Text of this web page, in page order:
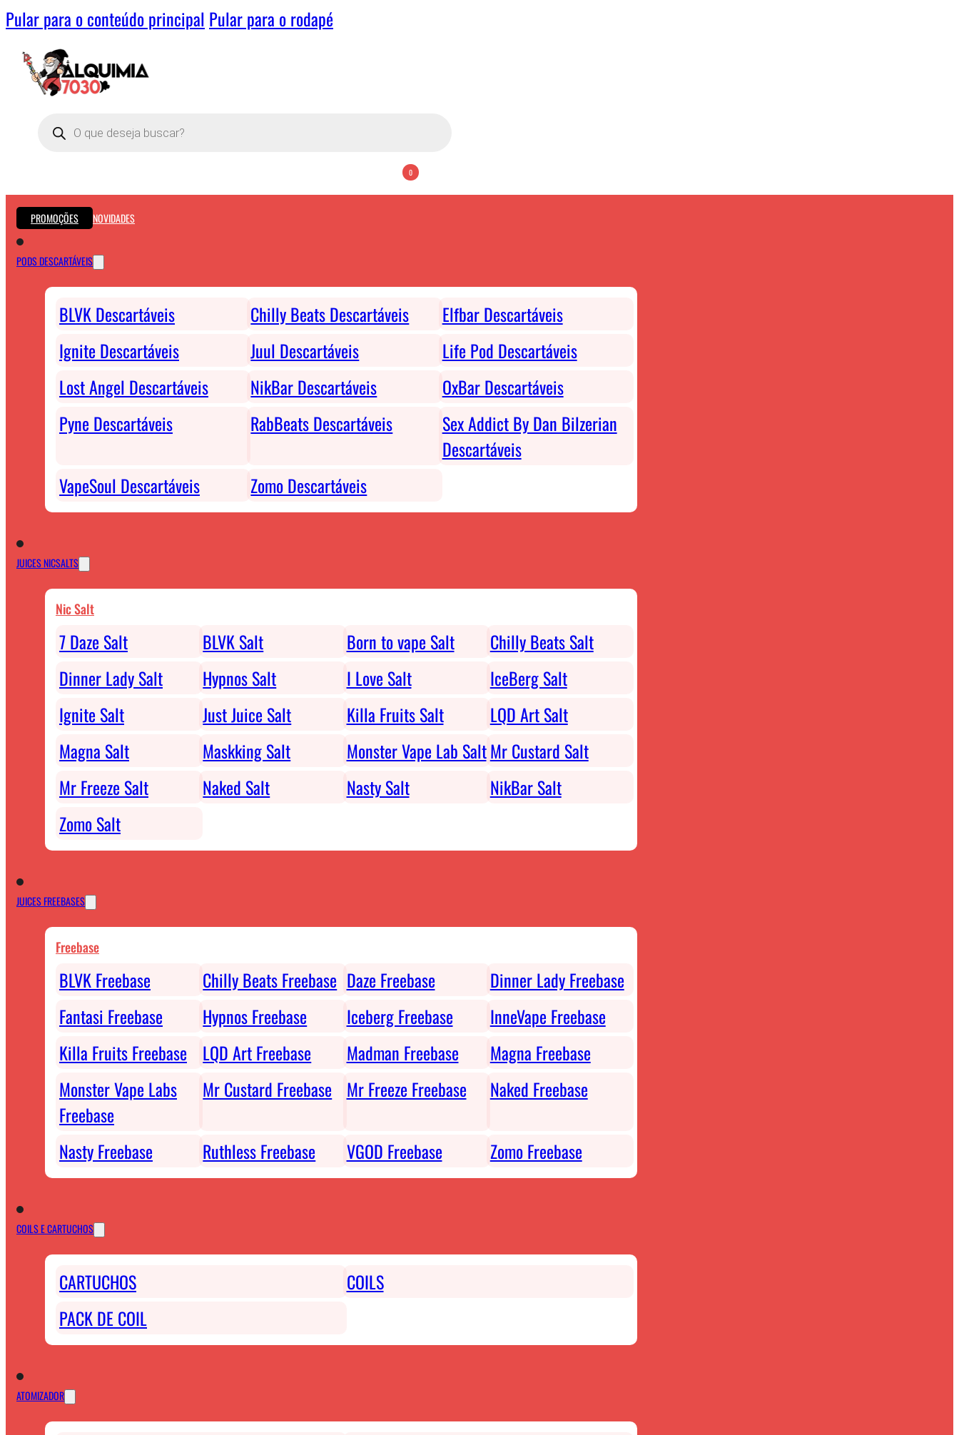
Pular para o conteúdo principal Pular para o rodapé
Pesquisar
produtos
0
PROMOÇÕES NOVIDADES
PODS DESCARTÁVEIS
BLVK Descartáveis Chilly Beats Descartáveis
Elfbar Descartáveis
Ignite Descartáveis
Juul Descartáveis
Life Pod Descartáveis
Lost Angel Descartáveis
NikBar Descartáveis
OxBar Descartáveis
Pyne Descartáveis
RabBeats Descartáveis
Sex Addict By Dan Bilzerian
Descartáveis
VapeSoul Descartáveis
Zomo Descartáveis
JUICES NICSALTS
Nic Salt
7 Daze Salt BLVK Salt Born to vape Salt
Chilly Beats Salt
Dinner Lady Salt
Hypnos Salt I Love Salt
IceBerg Salt
Ignite Salt
Just Juice Salt Killa Fruits Salt
LQD Art Salt
Magna Salt
Maskking Salt Monster Vape Lab SaltMr Custard Salt
Mr Freeze Salt
Naked Salt Nasty Salt
NikBar Salt
Zomo Salt
JUICES FREEBASES
Freebase
BLVK Freebase Chilly Beats Freebase Daze Freebase
Dinner Lady Freebase
Fantasi Freebase
Hypnos Freebase Iceberg Freebase
InneVape Freebase
Killa Fruits Freebase
LQD Art Freebase Madman Freebase
Magna Freebase
Monster Vape Labs
Freebase
Mr Custard Freebase Mr Freeze Freebase Naked Freebase
Nasty Freebase Ruthless Freebase VGOD Freebase Zomo Freebase
COILS E CARTUCHOS
CARTUCHOS
COILS
PACK DE COIL
ATOMIZADOR